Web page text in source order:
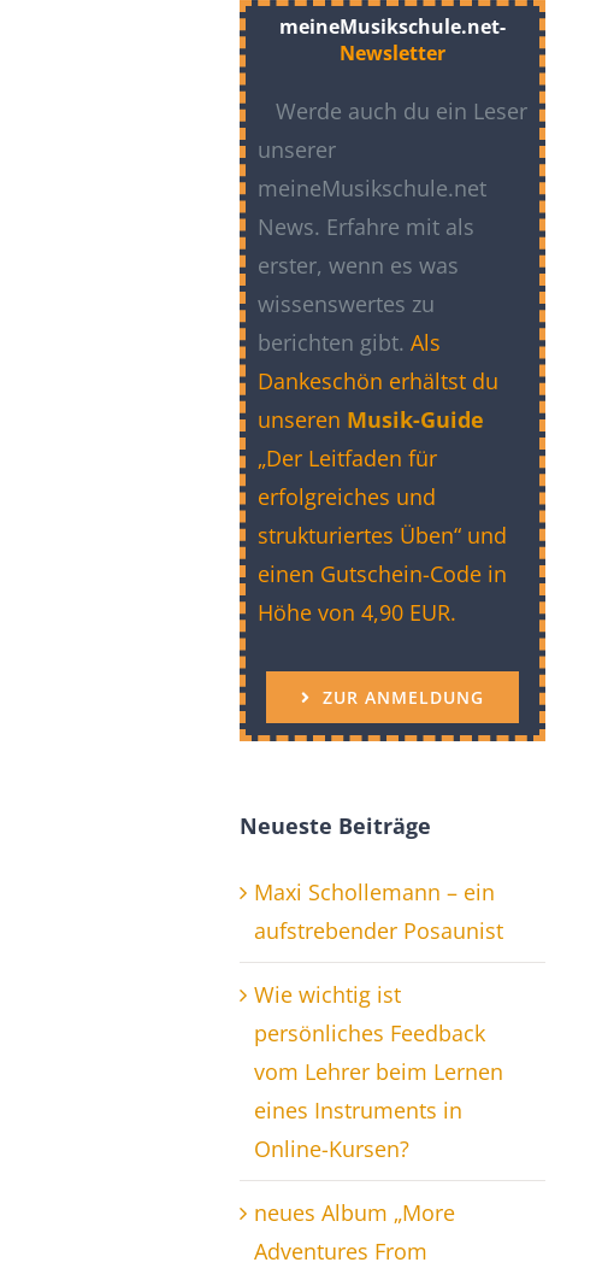
meineMusikschule.net-
Newsletter
Werde auch du ein Leser
unserer
meineMusikschule.net
News. Erfahre mit als
erster, wenn es was
wissenswertes zu
berichten gibt. Als
Dankeschön erhältst du
unseren Musik-Guide
„Der Leitfaden für
erfolgreiches und
strukturiertes Üben“ und
einen Gutschein-Code in
Höhe von 4,90 EUR.
ZUR ANMELDUNG
Neueste Beiträge
Maxi Schollemann – ein
aufstrebender Posaunist
Wie wichtig ist
persönliches Feedback
vom Lehrer beim Lernen
eines Instruments in
Online-Kursen?
neues Album „More
Adventures From